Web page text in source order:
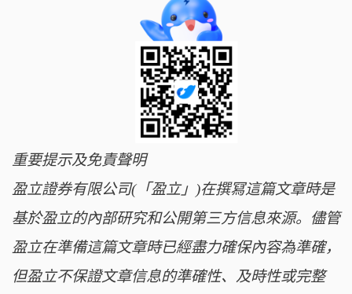
重要提示及免責聲明
盈立證券有限公司(「盈立」)在撰冩這篇文章時是
基於盈立的內部研究和公開第三方信息來源。儘管
盈立在準備這篇文章時已經盡力確保內容為準確，
但盈立不保證文章信息的準確性、及時性或完整